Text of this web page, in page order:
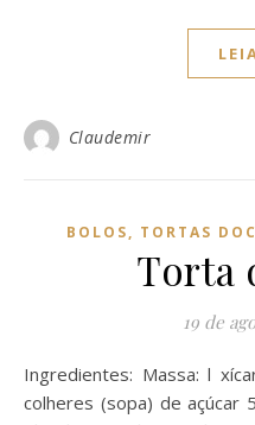
Claudemir
BOLOS, TORTAS
Torta
19 de
Ingredientes: Massa: l xícara (chá) de farinha de trigo 4
colheres (sopa) de açúcar